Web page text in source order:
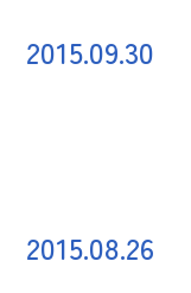
2015.09.30
2015.08.26